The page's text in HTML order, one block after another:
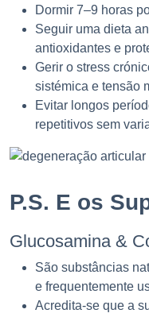
Dormir 7–9 horas
Seguir uma dieta
antioxidantes e
Gerir o stress
sistémica e tensão
Evitar longos
repetitivos sem
P.S. E os
Glucosamina &
São substâncias
e frequentemente
Acredita-se que a